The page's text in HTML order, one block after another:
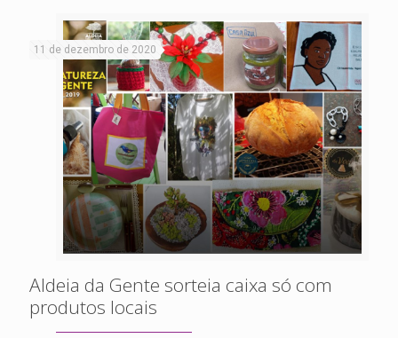
11 de dezembro de 2020
Aldeia da Gente sorteia caixa só com
produtos locais